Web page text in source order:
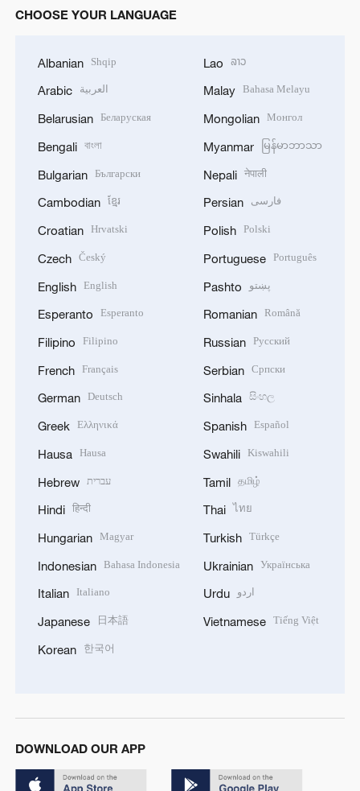
CHOOSE YOUR LANGUAGE
Albanian Shqip
Arabic العربية
Belarusian Беларуская
Bengali বাংলা
Bulgarian Български
Cambodian ខ្មែរ
Croatian Hrvatski
Czech Český
English English
Esperanto Esperanto
Filipino Filipino
French Français
German Deutsch
Greek Ελληνικά
Hausa Hausa
Hebrew עברית
Hindi हिन्दी
Hungarian Magyar
Indonesian Bahasa Indonesia
Italian Italiano
Japanese 日本語
Korean 한국어
Lao ລາວ
Malay Bahasa Melayu
Mongolian Монгол
Myanmar မြန်မာဘာသာ
Nepali नेपाली
Persian فارسی
Polish Polski
Portuguese Português
Pashto پښتو
Romanian Română
Russian Русский
Serbian Српски
Sinhala සිංහල
Spanish Español
Swahili Kiswahili
Tamil தமிழ்
Thai ไทย
Turkish Türkçe
Ukrainian Українська
Urdu اردو
Vietnamese Tiếng Việt
DOWNLOAD OUR APP